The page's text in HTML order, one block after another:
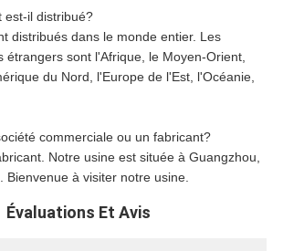
est-il distribué?
distribués dans le monde entier. Les
étrangers sont l'Afrique, le Moyen-Orient,
du Nord, l'Europe de l'Est, l'Océanie,
commerciale ou un fabricant?
Notre usine est située à Guangzhou,
Bienvenue à visiter notre usine.
Évaluations Et Avis